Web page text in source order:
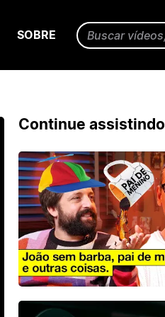
SOBRE
Continue assistindo